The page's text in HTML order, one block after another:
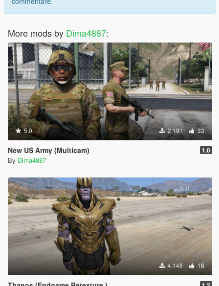
More mods by Dima4887:
5.0 2.191 33
New US Army (Multicam) 1.0
By Dima4887
4.148 18